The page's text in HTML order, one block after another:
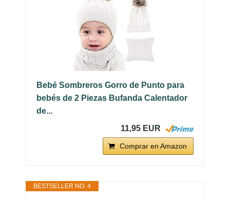
Bebé Sombreros Gorro de Punto para
bebés de 2 Piezas Bufanda Calentador
de...
11,95 EUR
Comprar en Amazon
BESTSELLER NO. 4